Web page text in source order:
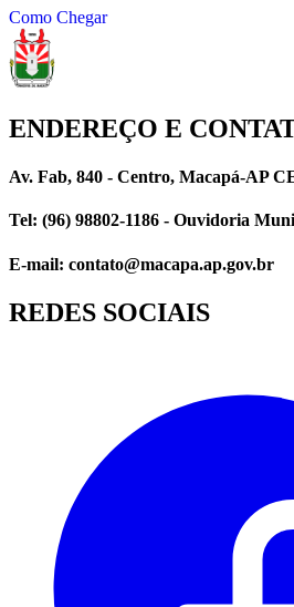
Como Chegar
ENDEREÇO E
Av. Fab, 840 - Centro, Macapá-AP
Tel: (96) 98802-1186 - Ouvidoria
E-mail: contato@macapa.ap.gov.br
REDES SOCIAIS